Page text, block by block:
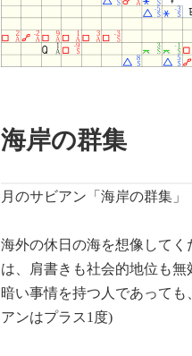
海岸の群集
月のサビアン「海岸の群集」
海外の休日の海を想像して
は、肩書きも社会的地位も
暗い事情を持つ人であって
アンはプラス1度)